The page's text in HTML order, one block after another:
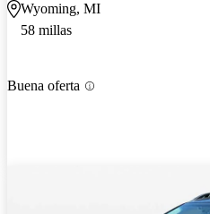
Wyoming, MI
58 millas
Buena oferta